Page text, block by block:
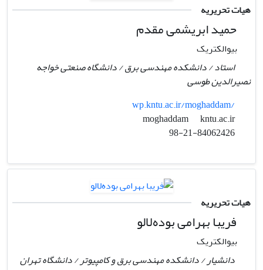
هیات تحریریه
حمید ابریشمی مقدم
بیوالکتریک
استاد / دانشکده مهندسی برق / دانشگاه صنعتی خواجه
نصیرالدین طوسی
wp.kntu.ac.ir/moghaddam/
moghaddam
kntu.ac.ir
هیات تحریریه
فریبا بهرامی بوده‌لالو
بیوالکتریک
دانشیار / دانشکده مهندسی برق و کامپیوتر / دانشگاه تهران